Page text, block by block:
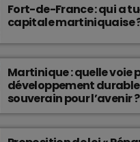
Fort-de-France : qui a
capitale martiniquaise
Martinique : quelle voie
développement
souverain pour l’avenir ?